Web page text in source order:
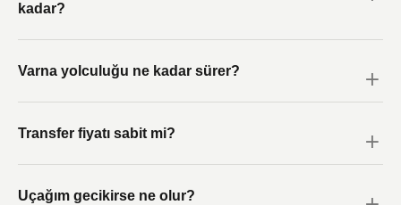
kadar?
Varna yolculuğu ne kadar sürer?
Transfer fiyatı sabit mi?
Uçağım gecikirse ne olur?